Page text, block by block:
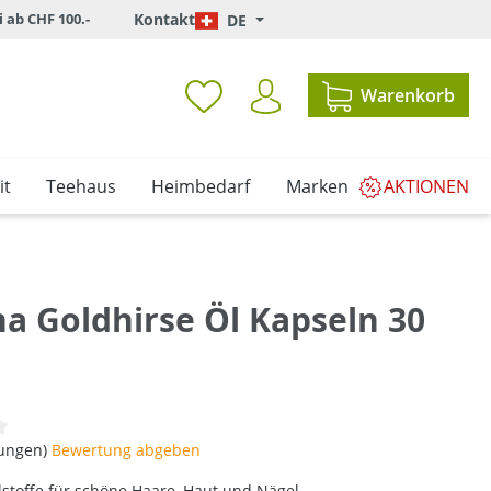
CHF 100.- Kontakt DE
Warenkorb
Teehaus Heimbedarf Marken AKTIONEN
Goldhirse Öl Kapseln 30
Bewertung von 0 von 5 Sternen
Bewertung abgeben